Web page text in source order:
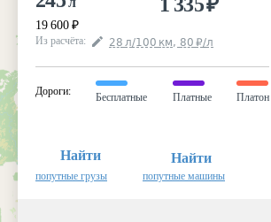
19 600 ₽
Из расчёта: 28 л/100 км, 80 ₽/л
Дороги:
Бесплатные Платные Платон
Найти
попутные грузы
Найти
попутные машины